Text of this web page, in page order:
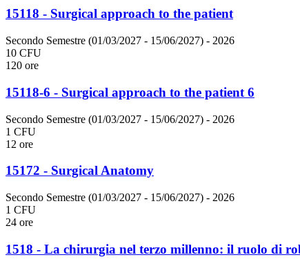
15118 - Surgical approach to the patient
Secondo Semestre (01/03/2027 - 15/06/2027) - 2026
10 CFU
120 ore
15118-6 - Surgical approach to the patient 6
Secondo Semestre (01/03/2027 - 15/06/2027) - 2026
1 CFU
12 ore
15172 - Surgical Anatomy
Secondo Semestre (01/03/2027 - 15/06/2027) - 2026
1 CFU
24 ore
1518 - La chirurgia nel terzo millenno: il ruolo di